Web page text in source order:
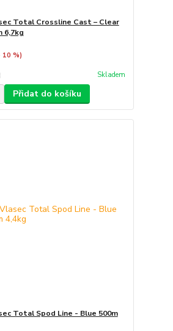
Total Crossline Cast – Clear
6,7kg
10 %)
Skladem
Přidat do košíku
Total Spod Line - Blue 500m